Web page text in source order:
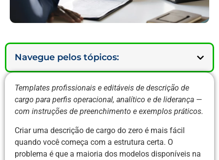
Navegue pelos tópicos:
Templates profissionais e editáveis de descrição de
cargo para perfis operacional, analítico e de liderança —
com instruções de preenchimento e exemplos práticos.
Criar uma descrição de cargo do zero é mais fácil
quando você começa com a estrutura certa. O
problema é que a maioria dos modelos disponíveis na